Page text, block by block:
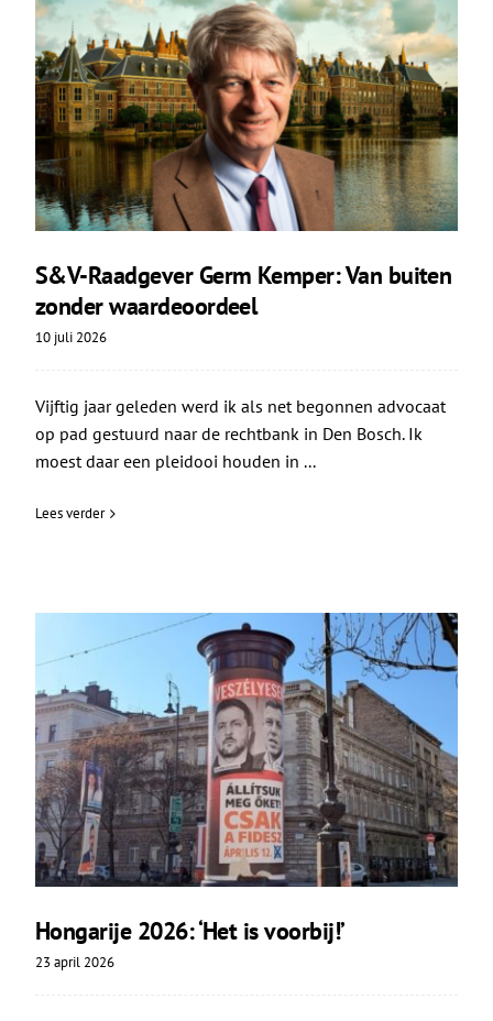
S&V-Raadgever Germ Kemper: Van buiten
zonder waardeoordeel
10 juli 2026
Vijftig jaar geleden werd ik als net begonnen advocaat
op pad gestuurd naar de rechtbank in Den Bosch. Ik
moest daar een pleidooi houden in ...
Lees verder
Hongarije 2026: ‘Het is voorbij!’
23 april 2026